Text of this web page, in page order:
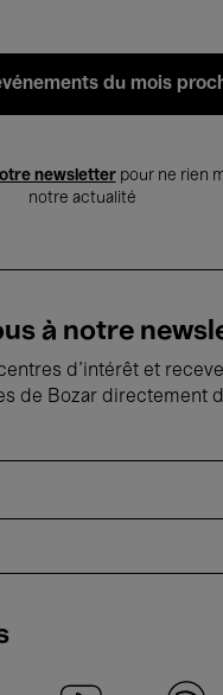
du mois
newsletterpour ne rien
notre actualité
à notre
d'intérêt et
de Bozar directement